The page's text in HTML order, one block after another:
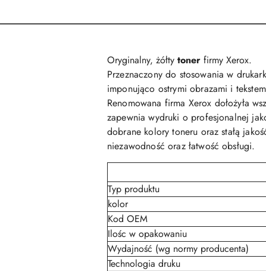
Oryginalny, żółty toner firmy Xerox.
Przeznaczony do stosowania w
imponująco ostrymi obrazami i
Renomowana firma Xerox dołożyła
zapewnia wydruki o profesjonalnej
dobrane kolory toneru oraz stałą
niezawodność oraz łatwość obsługi.
Typ produktu
kolor
Kod OEM
Ilośc w opakowaniu
Wydajność (wg normy producenta)
Technologia druku